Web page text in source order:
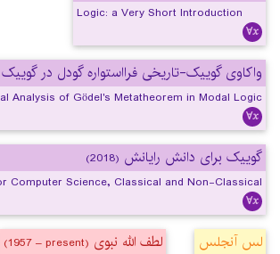
Logic: a Very Short Introduction
واکاوی گوییک-تاریخی فرااستواره گودل در
Analysis of Gödel's Metatheorem in Modal Logic
گوییک برای دانش رایانش (2018)
Computer Science, Classical and Non-Classical
لس آنجلس لطف الله نبوی (1957 – present)